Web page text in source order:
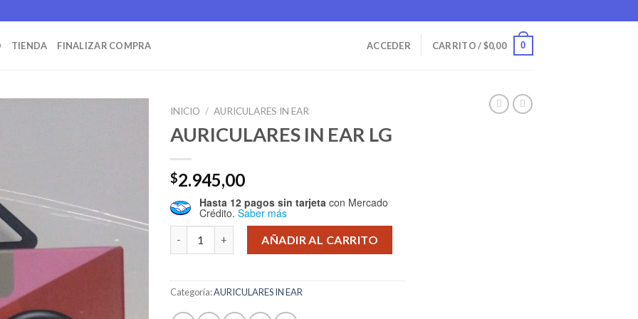
TIENDA FINALIZAR COMPRA ACCEDER CARRITO /$0,00 0
INICIO / AURICULARES IN EAR
AURICULARES IN EAR LG
$2.945,00
Hasta 12 pagos sin tarjeta con Mercado
Crédito. Saber más
AURICULARES IN EAR LG cantidad
AÑADIR AL CARRITO
Categoría:AURICULARES IN EAR